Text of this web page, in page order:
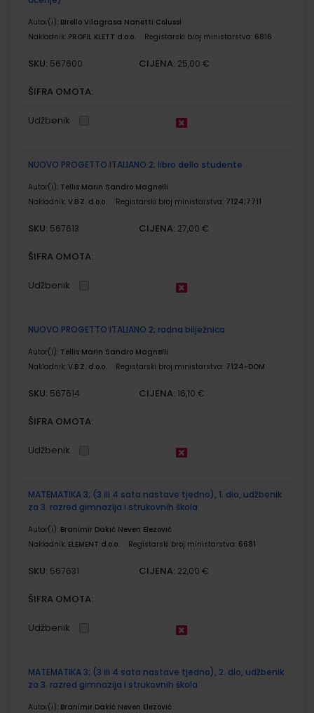
Autor(i): Birello Vilagrasa Nanetti Colussi
Nakladnik: PROFIL KLETT d.o.o. Registarski broj ministarstva: 6816
SKU: 567600 CIJENA: 25,00 €
ŠIFRA OMOTA:
Udžbenik
NUOVO PROGETTO ITALIANO 2; libro dello studente
Autor(i): Tellis Marin Sandro Magnelli
Nakladnik: V.B.Z. d.o.o. Registarski broj ministarstva: 7124;7711
SKU: 567613 CIJENA: 27,00 €
ŠIFRA OMOTA:
Udžbenik
NUOVO PROGETTO ITALIANO 2; radna bilježnica
Autor(i): Tellis Marin Sandro Magnelli
Nakladnik: V.B.Z. d.o.o. Registarski broj ministarstva: 7124-DOM
SKU: 567614 CIJENA: 16,10 €
ŠIFRA OMOTA:
Udžbenik
MATEMATIKA 3; (3 ili 4 sata nastave tjedno), 1. dio, udžbenik
za 3. razred gimnazija i strukovnih škola
Autor(i): Branimir Dakić Neven Elezović
Nakladnik: ELEMENT d.o.o. Registarski broj ministarstva: 6681
SKU: 567631 CIJENA: 22,00 €
ŠIFRA OMOTA:
Udžbenik
MATEMATIKA 3; (3 ili 4 sata nastave tjedno), 2. dio, udžbenik
za 3. razred gimnazija i strukovnih škola
Autor(i): Branimir Dakić Neven Elezović